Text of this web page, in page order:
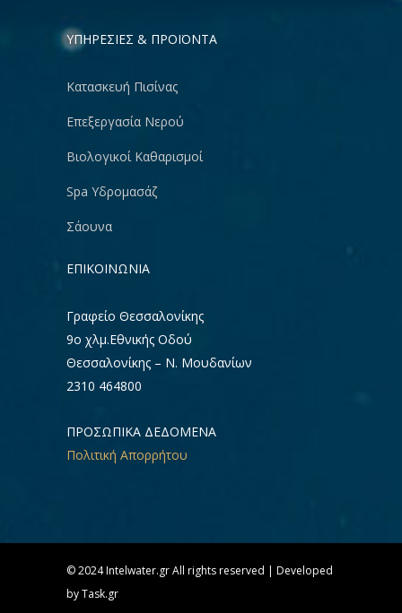
ΥΠΗΡΕΣΙΕΣ & ΠΡΟΪΟΝΤΑ
Κατασκευή Πισίνας
Επεξεργασία Νερού
Βιολογικοί Καθαρισμοί
Spa Υδρομασάζ
Σάουνα
ΕΠΙΚΟΙΝΩΝΊΑ
Γραφείο Θεσσαλονίκης
9ο χλμ.Εθνικής Οδού
Θεσσαλονίκης – Ν. Μουδανίων
2310 464800
ΠΡΟΣΩΠΙΚΑ ΔΕΔΟΜΕΝΑ
Πολιτική Απορρήτου
© 2024 Intelwater.gr All rights reserved | Developed
by Task.gr